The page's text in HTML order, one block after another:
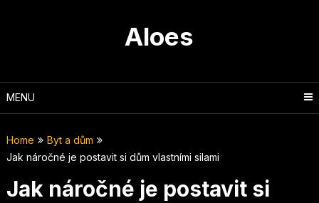
Aloes
MENU
Home
Byt a dům
Jak náročné je postavit si dům vlastními silami
Jak náročné je postavit si